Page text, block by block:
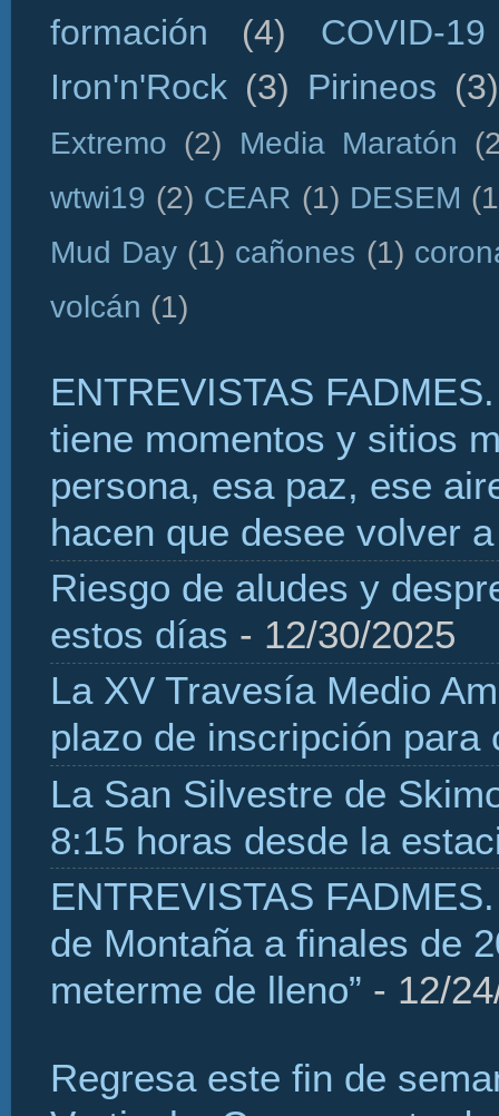
formación
(4)
COVID-19
Iron'n'Rock (3) Pirineos (3)
Extremo (2) Media Maratón
wtwi19 (2) CEAR (1) DESEM
Mud Day (1) cañones (1)
volcán (1)
ENTREVISTAS
tiene momentos y sitios
persona, esa paz, ese
hacen que desee volver
Riesgo de aludes y
estos días - 12/30/2025
La XV Travesía Medio
plazo de inscripción para
La San Silvestre de
8:15 horas desde la
ENTREVISTAS
de Montaña a finales de
meterme de lleno” - 12/
Regresa este fin de